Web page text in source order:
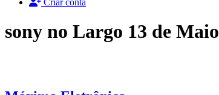
Criar conta
sony no Largo 13 de Maio